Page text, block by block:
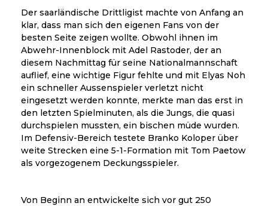
Der saarländische Drittligist machte von Anfang an
klar, dass man sich den eigenen Fans von der
besten Seite zeigen wollte. Obwohl ihnen im
Abwehr-Innenblock mit Adel Rastoder, der an
diesem Nachmittag für seine Nationalmannschaft
auflief, eine wichtige Figur fehlte und mit Elyas Noh
ein schneller Aussenspieler verletzt nicht
eingesetzt werden konnte, merkte man das erst in
den letzten Spielminuten, als die Jungs, die quasi
durchspielen mussten, ein bischen müde wurden.
Im Defensiv-Bereich testete Branko Koloper über
weite Strecken eine 5-1-Formation mit Tom Paetow
als vorgezogenem Deckungsspieler.
Von Beginn an entwickelte sich vor gut 250